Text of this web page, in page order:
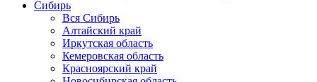
Сибирь
Вся Сибирь
Алтайский край
Иркутская область
Кемеровская область
Красноярский край